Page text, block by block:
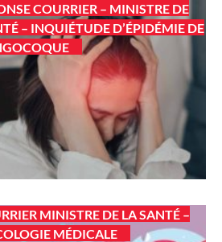
COURRIER – MINISTRE DE
– INQUIÉTUDE D’ÉPIDÉMIE DE
MINISTRE DE LA SANTÉ –
MÉDICALE